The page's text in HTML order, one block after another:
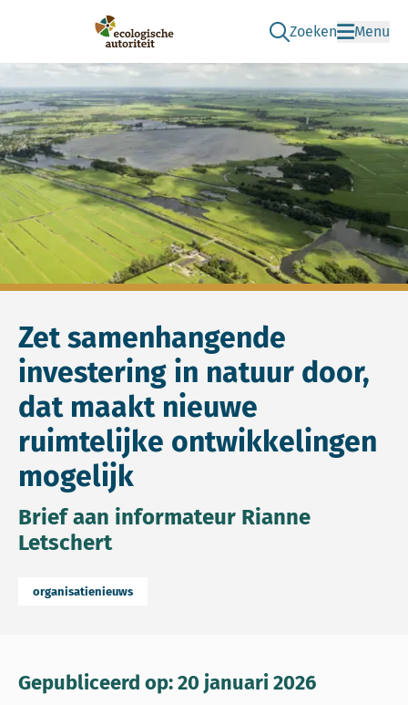
Ecologische Autoriteit
Zoeken
Ga naar de zoek
Menu
Zet samenhangende
investering in natuur door,
dat maakt nieuwe
ruimtelijke ontwikkelingen
mogelijk
Brief aan informateur Rianne
Letschert
organisatienieuws
Gepubliceerd op: 20 januari 2026